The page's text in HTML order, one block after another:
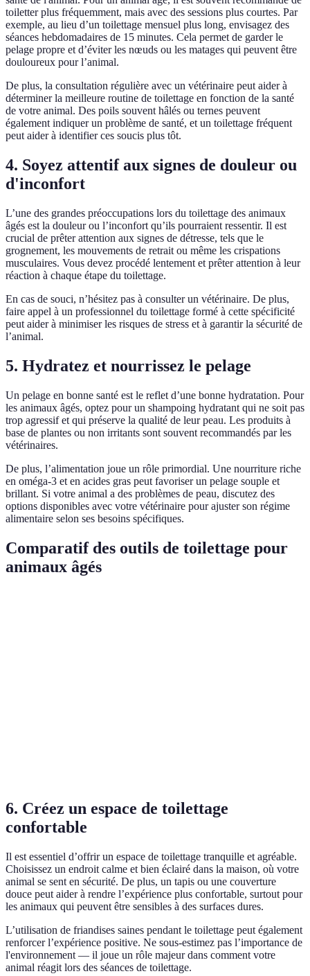
toiletter plus fréquemment, mais avec des sessions plus courtes. Par
exemple, au lieu d’un toilettage mensuel plus long, envisagez des
séances hebdomadaires de 15 minutes. Cela permet de garder le
pelage propre et d’éviter les nœuds ou les matages qui peuvent être
douloureux pour l’animal.
De plus, la consultation régulière avec un vétérinaire peut aider à
déterminer la meilleure routine de toilettage en fonction de la santé
de votre animal. Des poils souvent hâlés ou ternes peuvent
également indiquer un problème de santé, et un toilettage fréquent
peut aider à identifier ces soucis plus tôt.
4. Soyez attentif aux signes de douleur ou
d'inconfort
L’une des grandes préoccupations lors du toilettage des animaux
âgés est la douleur ou l’inconfort qu’ils pourraient ressentir. Il est
crucial de prêter attention aux signes de détresse, tels que le
grognement, les mouvements de retrait ou même les crispations
musculaires. Vous devez procédé lentement et prêter attention à leur
réaction à chaque étape du toilettage.
En cas de souci, n’hésitez pas à consulter un vétérinaire. De plus,
faire appel à un professionnel du toilettage formé à cette spécificité
peut aider à minimiser les risques de stress et à garantir la sécurité de
l’animal.
5. Hydratez et nourrissez le pelage
Un pelage en bonne santé est le reflet d’une bonne hydratation. Pour
les animaux âgés, optez pour un shampoing hydratant qui ne soit pas
trop agressif et qui préserve la qualité de leur peau. Les produits à
base de plantes ou non irritants sont souvent recommandés par les
vétérinaires.
De plus, l’alimentation joue un rôle primordial. Une nourriture riche
en oméga-3 et en acides gras peut favoriser un pelage souple et
brillant. Si votre animal a des problèmes de peau, discutez des
options disponibles avec votre vétérinaire pour ajuster son régime
alimentaire selon ses besoins spécifiques.
Comparatif des outils de toilettage pour
animaux âgés
6. Créez un espace de toilettage
confortable
Il est essentiel d’offrir un espace de toilettage tranquille et agréable.
Choisissez un endroit calme et bien éclairé dans la maison, où votre
animal se sent en sécurité. De plus, un tapis ou une couverture
douce peut aider à rendre l’expérience plus confortable, surtout pour
les animaux qui peuvent être sensibles à des surfaces dures.
L’utilisation de friandises saines pendant le toilettage peut également
renforcer l’expérience positive. Ne sous-estimez pas l’importance de
l'environnement — il joue un rôle majeur dans comment votre
animal réagit lors des séances de toilettage.